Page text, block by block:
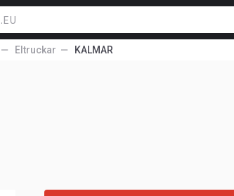
Eltruckar KALMAR